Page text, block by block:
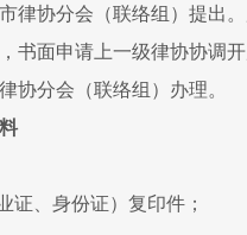
律协分会（联络组）提出
书面申请上一级律协协调
协分会（联络组）办理。
、身份证）复印件；